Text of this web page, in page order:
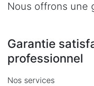
Nous offrons une
Garantie
professionnel
Nos services